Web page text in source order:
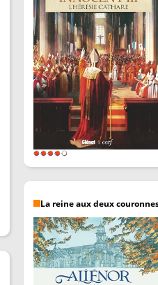
La reine aux deux